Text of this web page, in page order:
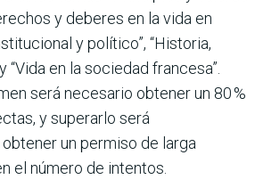
y deberes en la vida en
y político”, “Historia,
“Vida en la sociedad francesa”.
será necesario obtener un 80 %
y superarlo será
un permiso de larga
el número de intentos.